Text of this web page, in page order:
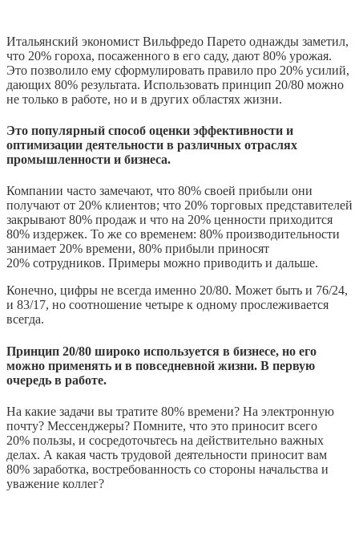
Итальянский экономист Вильфредо Парето однажды заметил,
что 20% гороха, посаженного в его саду, дают 80% урожая.
Это позволило ему сформулировать правило про 20% усилий,
дающих 80% результата. Использовать принцип 20/80 можно
не только в работе, но и в других областях жизни.
Это популярный способ оценки эффективности и
оптимизации деятельности в различных отраслях
промышленности и бизнеса.
Компании часто замечают, что 80% своей прибыли они
получают от 20% клиентов; что 20% торговых представителей
закрывают 80% продаж и что на 20% ценности приходится
80% издержек. То же со временем: 80% производительности
занимает 20% времени, 80% прибыли приносят
20% сотрудников. Примеры можно приводить и дальше.
Конечно, цифры не всегда именно 20/80. Может быть и 76/24,
и 83/17, но соотношение четыре к одному прослеживается
всегда.
Принцип 20/80 широко используется в бизнесе, но его
можно применять и в повседневной жизни. В первую
очередь в работе.
На какие задачи вы тратите 80% времени? На электронную
почту? Мессенджеры? Помните, что это приносит всего
20% пользы, и сосредоточьтесь на действительно важных
делах. А какая часть трудовой деятельности приносит вам
80% заработка, востребованность со стороны начальства и
уважение коллег?